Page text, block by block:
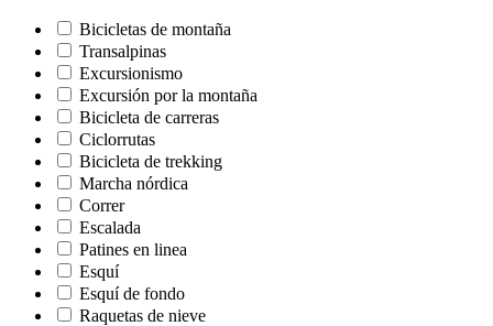
Bicicletas de montaña
Transalpinas
Excursionismo
Excursión por la montaña
Bicicleta de carreras
Ciclorrutas
Bicicleta de trekking
Marcha nórdica
Correr
Escalada
Patines en linea
Esquí
Esquí de fondo
Raquetas de nieve